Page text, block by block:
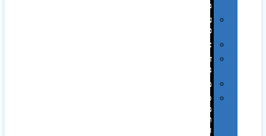
מתכת
עטי
פלסטיק
אוזניות
זכרונות
ניידים
מפצלים
סביבת
מחשב
וציוד
היקפי